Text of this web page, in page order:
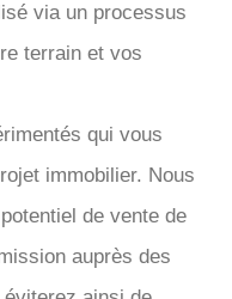
via un processus
terrain et vos
qui vous
immobilier. Nous
de vente de
auprès des